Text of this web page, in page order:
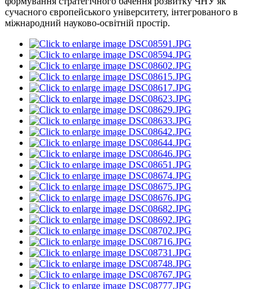
сучасного європейського університету, інтегрованого в
міжнародний науково-освітній простір.